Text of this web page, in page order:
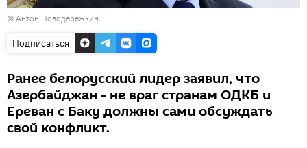
© Антон Новодережкин
Подписаться
Ранее белорусский лидер заявил, что
Азербайджан - не враг странам ОДКБ и
Ереван с Баку должны сами обсуждать
свой конфликт.